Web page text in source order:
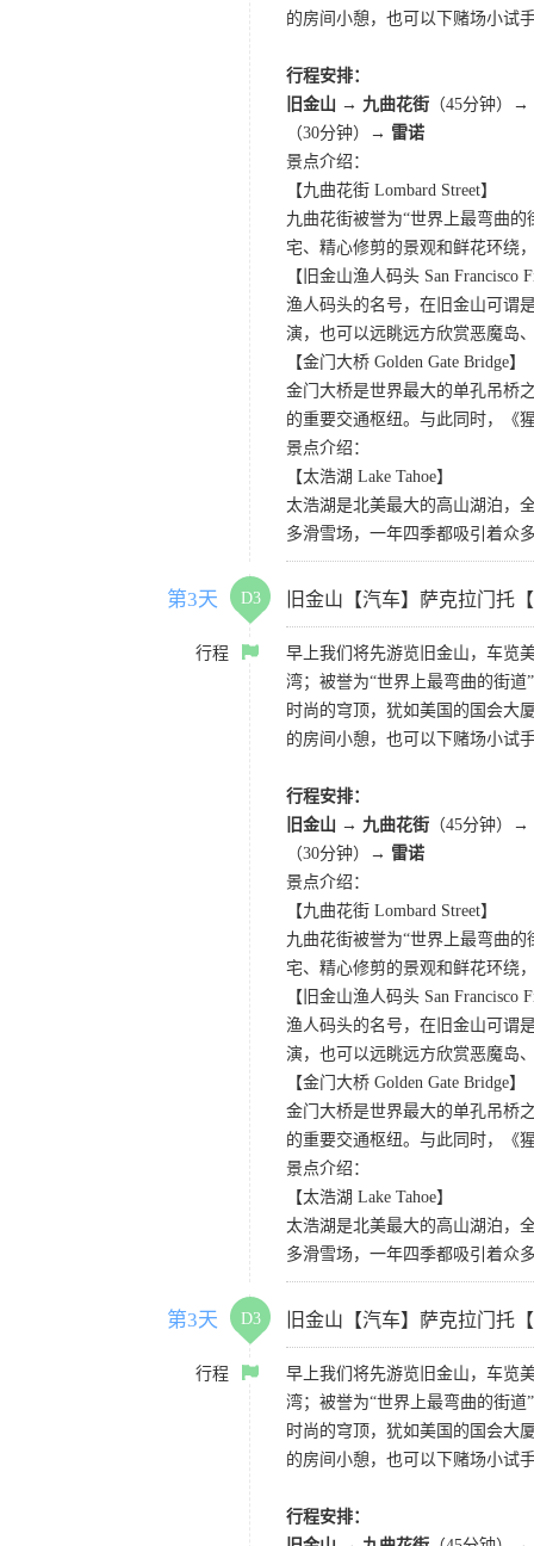
的房间小憩，也可以下赌场小试
行程安排：
旧金山 → 九曲花街 （45分钟）→
（30分钟）→ 雷诺
景点介绍：
【九曲花街 Lombard Street】
九曲花街被誉为“世界上最弯曲
宅、精心修剪的景观和鲜花环绕
【旧金山渔人码头 San Francisco
渔人码头的名号，在旧金山可谓
演，也可以远眺远方欣赏恶魔岛
【金门大桥 Golden Gate Bridge】
金门大桥是世界最大的单孔吊桥
的重要交通枢纽。与此同时，《
景点介绍：
【太浩湖 Lake Tahoe】
太浩湖是北美最大的高山湖泊，
多滑雪场，一年四季都吸引着众
第3天 D3 旧金山【汽车】萨克拉门托
行程
早上我们将先游览旧金山，车览
湾；被誉为“世界上最弯曲的街
时尚的穹顶，犹如美国的国会大
的房间小憩，也可以下赌场小试
行程安排：
旧金山 → 九曲花街 （45分钟）→
（30分钟）→ 雷诺
景点介绍：
【九曲花街 Lombard Street】
九曲花街被誉为“世界上最弯曲
宅、精心修剪的景观和鲜花环绕
【旧金山渔人码头 San Francisco
渔人码头的名号，在旧金山可谓
演，也可以远眺远方欣赏恶魔岛
【金门大桥 Golden Gate Bridge】
金门大桥是世界最大的单孔吊桥
的重要交通枢纽。与此同时，《
景点介绍：
【太浩湖 Lake Tahoe】
太浩湖是北美最大的高山湖泊，
多滑雪场，一年四季都吸引着众
第3天 D3 旧金山【汽车】萨克拉门托
行程
早上我们将先游览旧金山，车览
湾；被誉为“世界上最弯曲的街
时尚的穹顶，犹如美国的国会大
的房间小憩，也可以下赌场小试
行程安排：